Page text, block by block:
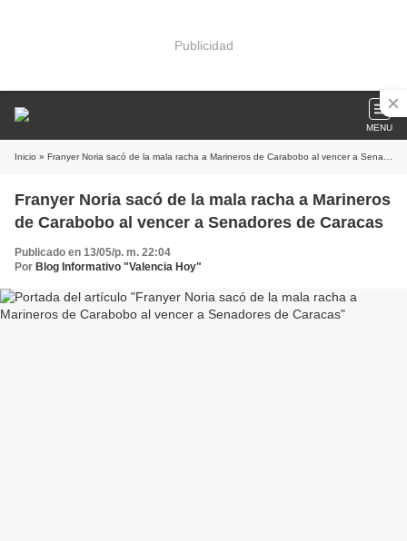
Publicidad
MENU
Inicio » Franyer Noria sacó de la mala racha a Marineros de Carabobo al vencer a Senadores de Caracas
Franyer Noria sacó de la mala racha a Marineros
de Carabobo al vencer a Senadores de Caracas
Publicado en 13/05/p. m. 22:04
Por Blog Informativo "Valencia Hoy"